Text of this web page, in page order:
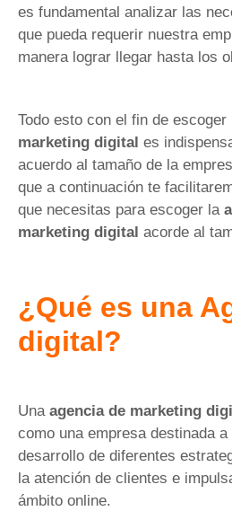
es fundamental analizar las
que pueda requerir nuestra
manera lograr llegar hasta los
Todo esto con el fin de escoger
marketing digital es
acuerdo al tamaño de la
que a continuación te
que necesitas para escoger la
marketing digital acorde al
¿Qué es una
digital?
Una agencia de marketing
como una empresa destinada
desarrollo de diferentes
la atención de clientes e
ámbito online.